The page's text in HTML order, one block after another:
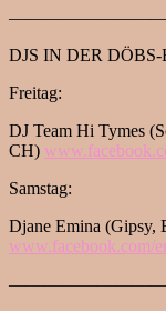
DJS IN DER
Freitag:
DJ Team Hi Tymes
CH)
Samstag:
Djane Emina (Gipsy,
www.facebook.com/